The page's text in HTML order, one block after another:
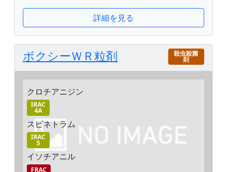
詳細を見る
ボクシーＷＲ粒剤 殺虫殺菌
剤
クロチアニジン
IRAC
4A
スピネトラム
IRAC
5
イソチアニル
FRAC